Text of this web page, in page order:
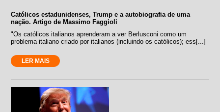
Católicos estadunidenses, Trump e a autobiografia de uma
nação. Artigo de Massimo Faggioli
"Os católicos italianos aprenderam a ver Berlusconi como um
problema italiano criado por italianos (incluindo os católicos); ess[...]
LER MAIS